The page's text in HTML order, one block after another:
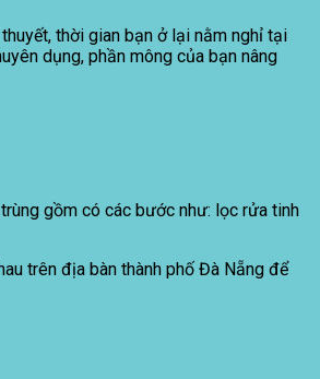
thời gian bạn ở lại nằm nghỉ tại
dụng, phần mông của bạn nâng
gồm có các bước như: lọc rửa tinh
trên địa bàn thành phố Đà Nẵng để